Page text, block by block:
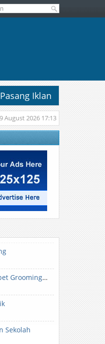
Pasang Iklan
August 2026 17:13
Grooming Kucing & Anjing Cimahi | Lilypet Grooming & Pet Hotel
Sekolah